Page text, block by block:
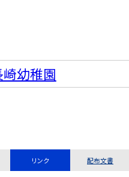
幼稚園
リンク 配布文書